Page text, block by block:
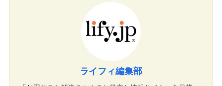
ライフィ編集部